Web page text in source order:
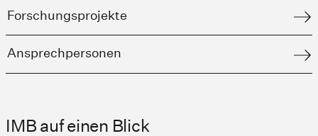
Forschungsprojekte
Ansprechpersonen
IMB auf einen Blick